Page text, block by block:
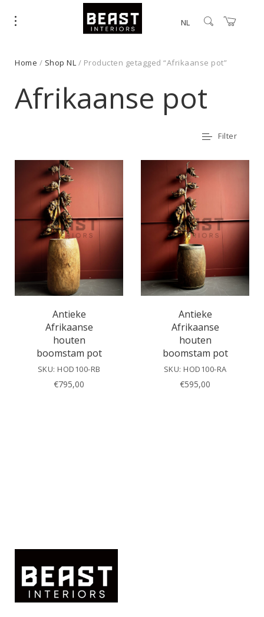
NL
Home / Shop NL / Producten getagged “Afrikaanse pot”
Afrikaanse pot
Filter
Antieke
Afrikaanse
houten
boomstam pot
SKU: HOD100-RB
€795,00
Antieke
Afrikaanse
houten
boomstam pot
SKU: HOD100-RA
€595,00